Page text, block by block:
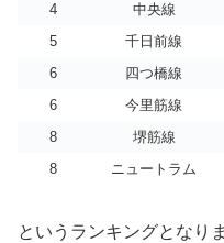
4
中央線
5
千日前線
6
四つ橋線
6
今里筋線
8
堺筋線
8
ニュートラム
というランキングとなり